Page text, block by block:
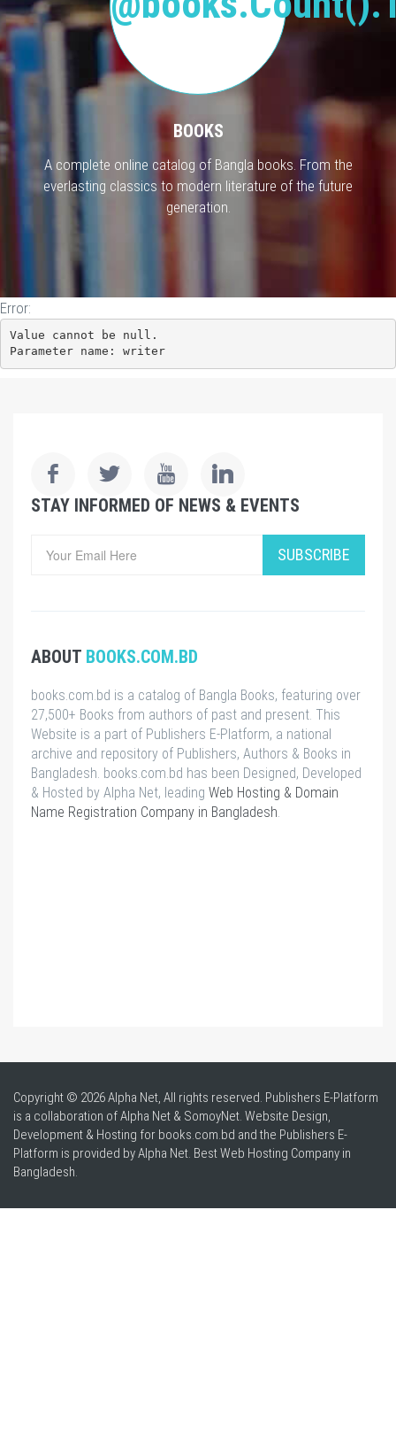
BOOKS
A complete online catalog of Bangla books. From the
everlasting classics to modern literature of the future
generation.
Error:
Value cannot be null.
Parameter name: writer
STAY INFORMED OF NEWS & EVENTS
SUBSCRIBE
ABOUT BOOKS.COM.BD
books.com.bd is a catalog of Bangla Books, featuring over
27,500+ Books from authors of past and present. This
Website is a part of Publishers E-Platform, a national
archive and repository of Publishers, Authors & Books in
Bangladesh. books.com.bd has been Designed, Developed
& Hosted by Alpha Net, leading Web Hosting & Domain
Name Registration Company in Bangladesh
Copyright © 2026 Alpha Net, All rights reserved. Publishers E-Platform
is a collaboration of Alpha Net & SomoyNet. Website Design,
Development & Hosting for books.com.bd and the Publishers E-
Platform is provided by Alpha Net. BestWeb Hosting Company in
Bangladesh.